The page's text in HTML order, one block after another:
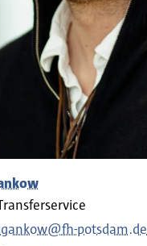
potsdam.de